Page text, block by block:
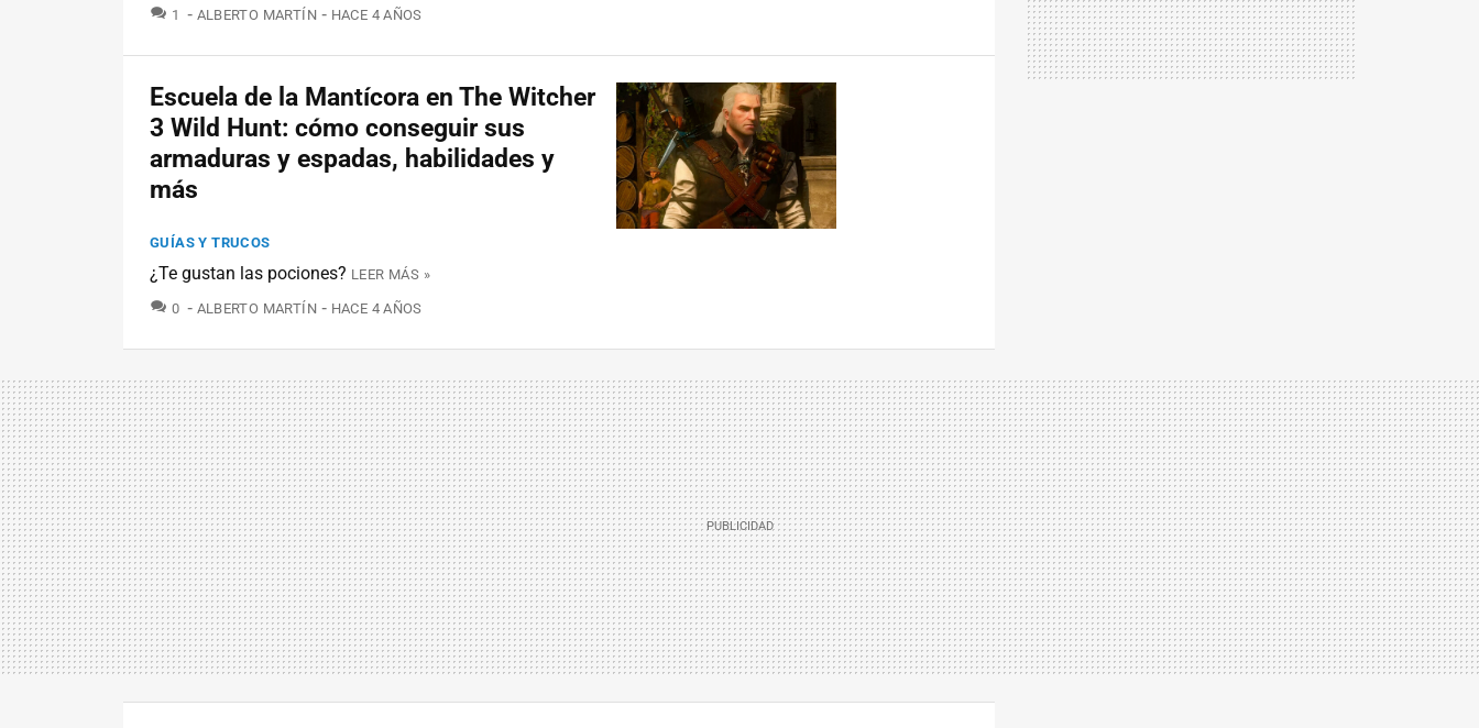
1 COMENTARIOS
ALBERTO MARTÍN HACE 4 AÑOS
Escuela de la Mantícora en The Witcher
3 Wild Hunt: cómo conseguir sus
armaduras y espadas, habilidades y
más
GUÍAS Y TRUCOS
¿Te gustan las pociones? LEER MÁS »
0 COMENTARIOS
ALBERTO MARTÍN HACE 4 AÑOS